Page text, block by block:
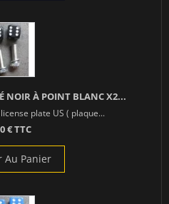
NOIR À POINT BLANC X2...
plate US ( plaque...
€ TTC
Au Panier